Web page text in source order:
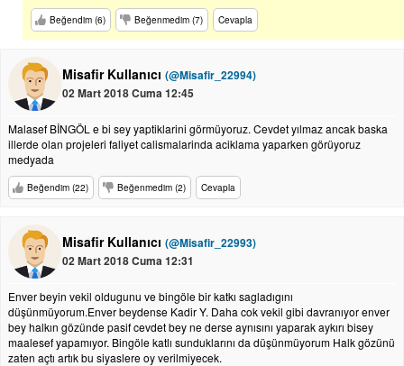
Beğendim (6) Beğenmedim (7) Cevapla
Misafir Kullanıcı (@Misafir_22994)
02 Mart 2018 Cuma 12:45
Malasef BİNGÖL e bi sey yaptiklarini görmüyoruz. Cevdet yılmaz ancak baska
illerde olan projeleri faliyet calismalarinda aciklama yaparken görüyoruz
medyada
Beğendim (22) Beğenmedim (2) Cevapla
Misafir Kullanıcı (@Misafir_22993)
02 Mart 2018 Cuma 12:31
Enver beyin vekil oldugunu ve bingöle bir katkı sagladıgını
düşünmüyorum.Enver beydense Kadir Y. Daha cok vekil gibi davranıyor enver
bey halkın gözünde pasif cevdet bey ne derse aynısını yaparak aykırı bisey
maalesef yapamıyor. Bingöle katlı sunduklarını da düşünmüyorum Halk gözünü
zaten açtı artık bu siyaslere oy verilmiyecek.